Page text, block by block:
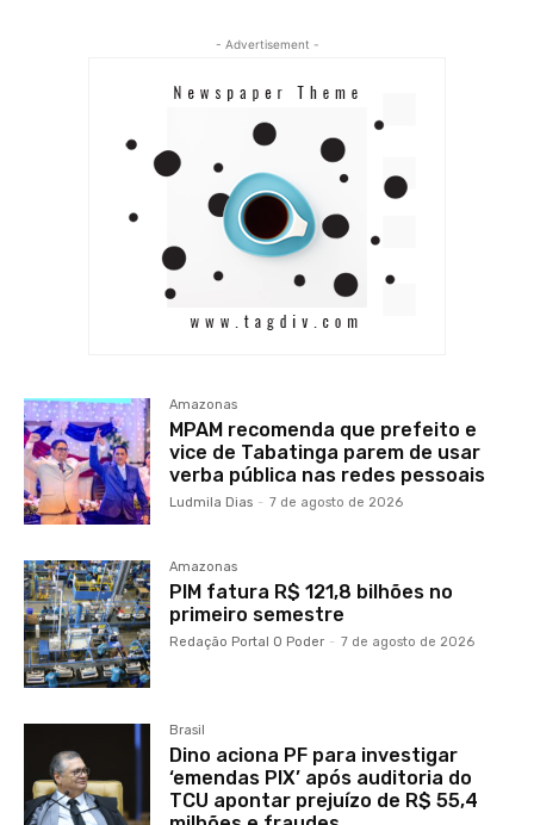
- Advertisement -
Amazonas
MPAM recomenda que prefeito e
vice de Tabatinga parem de usar
verba pública nas redes pessoais
Ludmila Dias - 7 de agosto de 2026
Amazonas
PIM fatura R$ 121,8 bilhões no
primeiro semestre
Redação Portal O Poder - 7 de agosto de 2026
Brasil
Dino aciona PF para investigar
‘emendas PIX’ após auditoria do
TCU apontar prejuízo de R$ 55,4